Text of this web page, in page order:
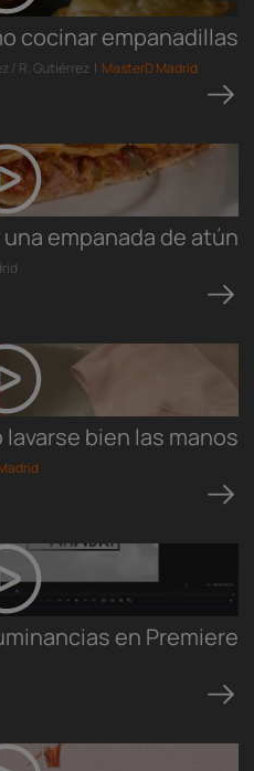
cocinar empanadillas
/ R. Gutiérrez | MasterD Madrid
empanada de atún
lavarse bien las manos
en Premiere